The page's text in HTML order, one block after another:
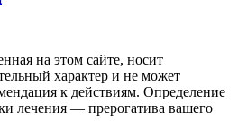
на этом сайте, носит
характер и не может
к действиям. Определение
лечения — прерогатива вашего